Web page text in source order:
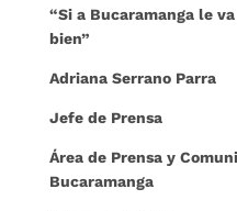
“Si a Bucaramanga le
bien”
Adriana Serrano Parra
Jefe de Prensa
Área de Prensa y
Bucaramanga